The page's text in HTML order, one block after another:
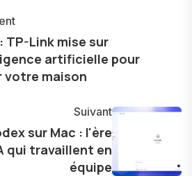
pratiques de ces
consiste également à
sur l'impact de la
vie quotidienne et à
TP-Link mise sur
artificielle pour
votre maison
Suivant
sur Mac : l'ère
qui travaillent en
équipe